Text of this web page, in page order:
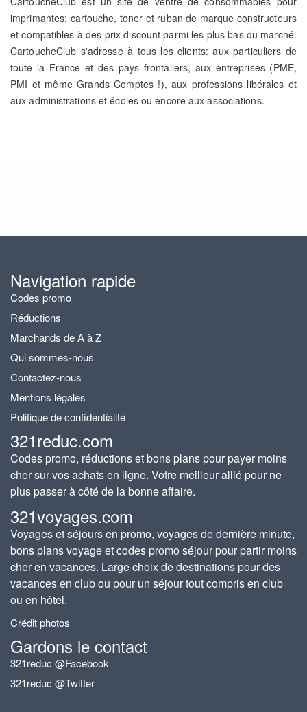
imprimantes: cartouche, toner et ruban de marque constructeurs
et compatibles à des prix discount parmi les plus bas du marché.
CartoucheClub s'adresse à tous les clients: aux particuliers de
toute la France et des pays frontaliers, aux entreprises (PME,
PMI et même Grands Comptes !), aux professions libérales et
aux administrations et écoles ou encore aux associations.
Navigation rapide
Codes promo
Réductions
Marchands de A à Z
Qui sommes-nous
Contactez-nous
Mentions légales
Politique de confidentialité
321reduc.com
Codes promo, réductions et bons plans pour payer moins
cher sur vos achats en ligne. Votre meilleur allié pour ne
plus passer à côté de la bonne affaire.
321voyages.com
Voyages et séjours en promo, voyages de dernière minute,
bons plans voyage et codes promo séjour pour partir moins
cher en vacances. Large choix de destinations pour des
vacances en club ou pour un séjour tout compris en club
ou en hôtel.
Crédit photos
Gardons le contact
321reduc @Facebook
321reduc @Twitter